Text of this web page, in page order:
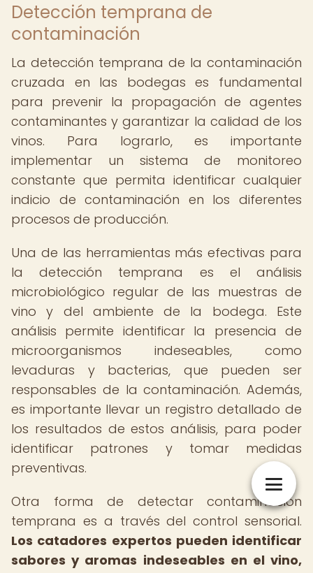
Detección temprana de
contaminación
La detección temprana de la contaminación
cruzada en las bodegas es fundamental
para prevenir la propagación de agentes
contaminantes y garantizar la calidad de los
vinos. Para lograrlo, es importante
implementar un sistema de monitoreo
constante que permita identificar cualquier
indicio de contaminación en los diferentes
procesos de producción.
Una de las herramientas más efectivas para
la detección temprana es el análisis
microbiológico regular de las muestras de
vino y del ambiente de la bodega. Este
análisis permite identificar la presencia de
microorganismos indeseables, como
levaduras y bacterias, que pueden ser
responsables de la contaminación. Además,
es importante llevar un registro detallado de
los resultados de estos análisis, para poder
identificar patrones y tomar medidas
preventivas.
Otra forma de detectar contaminación
temprana es a través del control sensorial.
Los catadores expertos pueden identificar
sabores y aromas indeseables en el vino,